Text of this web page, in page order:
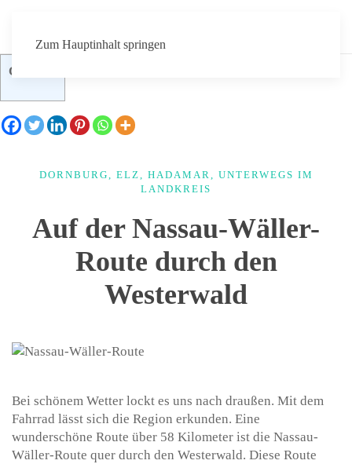
Zum Hauptinhalt springen
Contents
DORNBURG, ELZ, HADAMAR, UNTERWEGS IM
LANDKREIS
Auf der Nassau-Wäller-
Route durch den
Westerwald
Bei schönem Wetter lockt es uns nach draußen. Mit dem
Fahrrad lässt sich die Region erkunden. Eine
wunderschöne Route über 58 Kilometer ist die Nassau-
Wäller-Route quer durch den Westerwald. Diese Route